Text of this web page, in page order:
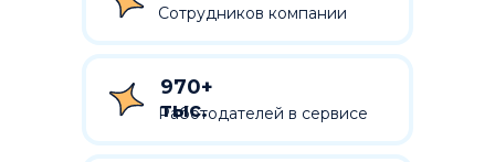
Сотрудников компании
Работодателей в сервисе
970+
тыс.